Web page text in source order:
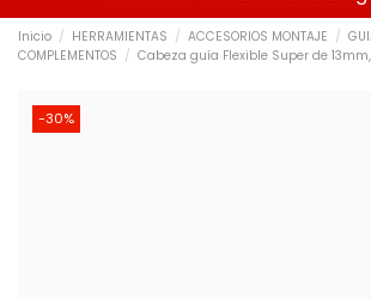
Inicio HERRAMIENTAS ACCESORIOS MONTAJE
COMPLEMENTOS
Cabeza guía Flexible Super de
-30%